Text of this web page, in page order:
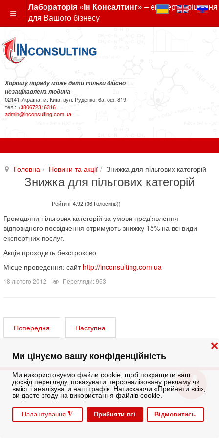
Ми цінуємо вашу конфіденційність
Ми використовуємо файли cookie, щоб покращити ваш
досвід перегляду, показувати персоналізовану рекламу чи
вміст і аналізувати наш трафік. Натискаючи «Прийняти всі»,
ви даєте згоду на використання файлів cookie.
Налаштування ◮ Прийняти всі Відмовитись
❌
Лабораторія «Ін Консалтинг» – експертні рішення
для Вашого бізнесу
Хорошу пораду може дати тільки дійсно
незацікавлена людина
02141 Україна, м. Київ, вул. Руденко, 6а, оф. 819
тел.: +380672316316
admin@inconsulting.com.ua
Головна Новини та акції Знижка для пільгових категорій
Знижка для пільгових категорій
Рейтинг 4.92 (36 Голоси(ів))
Громадяни пільгових категорій за умови пред'явлення
відповідного посвідчення отримують знижку 15% на всі види
експертних послуг.
Акція проходить безстроково
Місце проведення: сайт http://inconsulting.com.ua
18 лютого 2012 Перегляди: 953
Попередня Наступна